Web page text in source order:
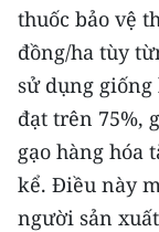
thuốc bảo vệ
đồng/ha tùy
sử dụng
đạt trên 75%,
gạo hàng hóa
kể. Điều này
người sản